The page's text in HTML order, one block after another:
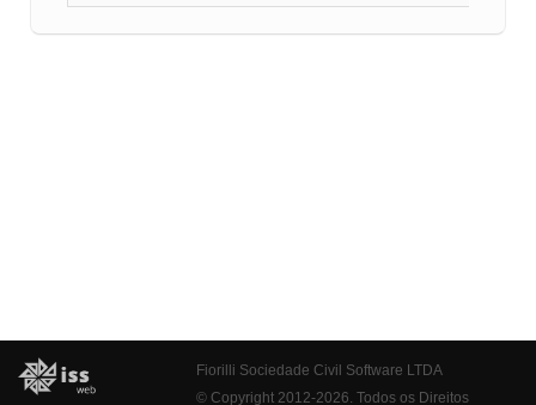
Fiorilli Sociedade Civil Software LTDA
© Copyright 2012-2026. Todos os Direitos